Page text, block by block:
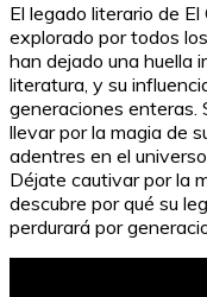
El legado literario de
explorado por todos
han dejado una huella
literatura, y su
generaciones enteras.
llevar por la magia de
adentres en el
Déjate cautivar por la
descubre por qué su
perdurará por